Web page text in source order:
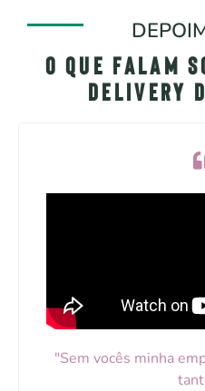
O que falam
Delivery
"Sem vocês minha